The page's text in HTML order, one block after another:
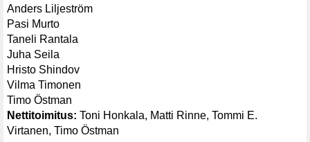
Anders Liljeström
Pasi Murto
Taneli Rantala
Juha Seila
Hristo Shindov
Vilma Timonen
Timo Östman
Nettitoimitus: Toni Honkala, Matti Rinne, Tommi E.
Virtanen, Timo Östman